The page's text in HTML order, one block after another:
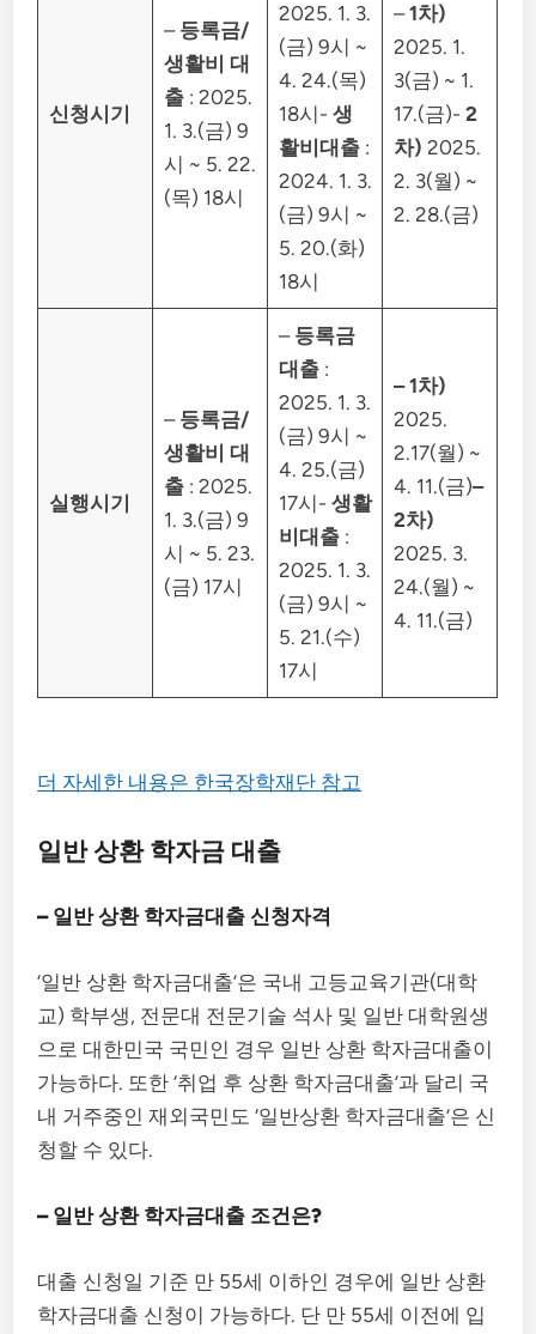
신청시기
– 등록금/
생활비 대
출: 2025.
1. 3.(금) 9
시 ~ 5. 22.
(목) 18시
2025. 1. 3.
(금) 9시 ~
4. 24.(목)
18시- 생
활비대출:
2024. 1. 3.
(금) 9시 ~
5. 20.(화)
18시
–1차)
2025. 1.
3(금) ~ 1.
17.(금)- 2
차) 2025.
2. 3(월) ~
2. 28.(금)
실행시기
– 등록금/
생활비 대
출: 2025.
1. 3.(금) 9
시 ~ 5. 23.
(금) 17시
– 등록금
대출:
2025. 1. 3.
(금) 9시 ~
4. 25.(금)
17시- 생활
비대출:
2025. 1. 3.
(금) 9시 ~
5. 21.(수)
17시
– 1차)
2025.
2.17(월) ~
4. 11.(금)–
2차)
2025. 3.
24.(월) ~
4. 11.(금)
더 자세한 내용은 한국장학재단 참고
일반 상환 학자금 대출
– 일반 상환 학자금대출 신청자격
‘일반 상환 학자금대출’은 국내 고등교육기관(대학
교) 학부생, 전문대 전문기술 석사 및 일반 대학원생
으로 대한민국 국민인 경우 일반 상환 학자금대출이
가능하다. 또한 ‘취업 후 상환 학자금대출’과 달리 국
내 거주중인 재외국민도 ‘일반상환 학자금대출’은 신
청할 수 있다.
– 일반 상환 학자금대출 조건은?
대출 신청일 기준 만 55세 이하인 경우에 일반 상환
학자금대출 신청이 가능하다. 단 만 55세 이전에 입